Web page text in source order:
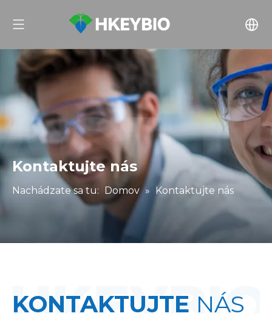
Kontaktujte nás
Nachádzate sa tu: Domov » Kontaktujte nás
KONTAKTUJTE NÁS